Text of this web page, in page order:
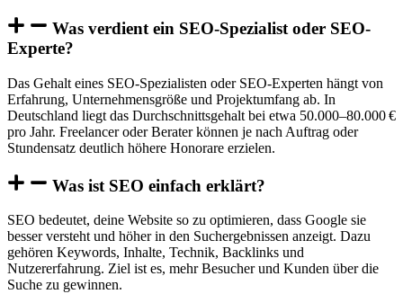
Was verdient ein SEO-Spezialist oder SEO-
Experte?
Das Gehalt eines SEO-Spezialisten oder SEO-Experten hängt von
Erfahrung, Unternehmensgröße und Projektumfang ab. In
Deutschland liegt das Durchschnittsgehalt bei etwa 50.000–80.000 €
pro Jahr. Freelancer oder Berater können je nach Auftrag oder
Stundensatz deutlich höhere Honorare erzielen.
Was ist SEO einfach erklärt?
SEO bedeutet, deine Website so zu optimieren, dass Google sie
besser versteht und höher in den Suchergebnissen anzeigt. Dazu
gehören Keywords, Inhalte, Technik, Backlinks und
Nutzererfahrung. Ziel ist es, mehr Besucher und Kunden über die
Suche zu gewinnen.